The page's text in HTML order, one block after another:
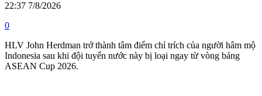
22:37 7/8/2026
0
HLV John Herdman trở thành tâm điểm chỉ trích của người hâm mộ
Indonesia sau khi đội tuyển nước này bị loại ngay từ vòng bảng
ASEAN Cup 2026.